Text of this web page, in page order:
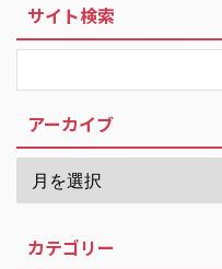
サイト検索
アーカイブ
カテゴリー